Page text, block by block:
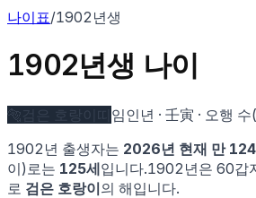
나이표/1902년생
1902년생 나이
🐅검은 호랑이 띠 임인 년 · 壬寅 · 오행 수(
1902 년 출생자는 2026년 현재 만 124
이)로는 125세입니다.1902 년은 60갑
로 검은 호랑이의 해입니다.